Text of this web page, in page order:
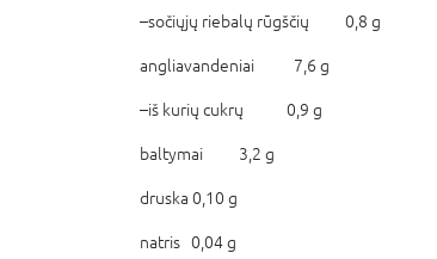
–sočiųjų riebalų rūgščių 0,8 g
angliavandeniai 7,6 g
–iš kurių cukrų 0,9 g
baltymai 3,2 g
druska 0,10 g
natris 0,04 g